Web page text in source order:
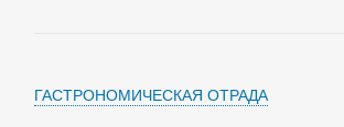
ГАСТРОНОМИЧЕСКАЯ ОТРАДА